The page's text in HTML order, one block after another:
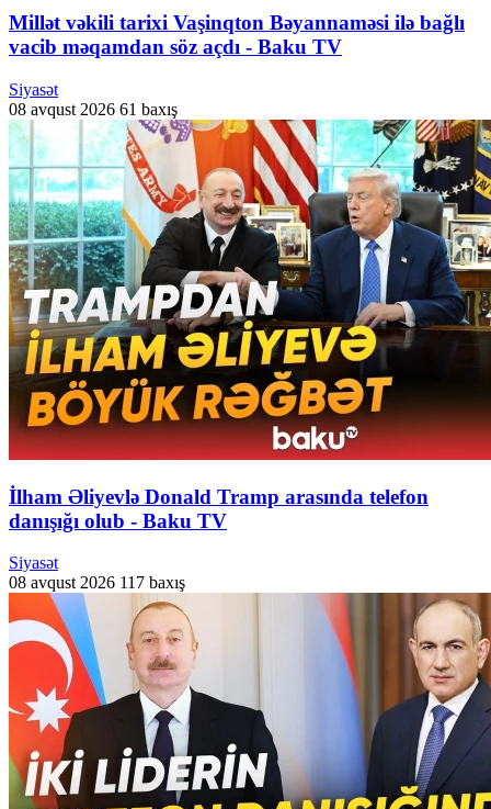
Millət vəkili tarixi Vaşinqton Bəyannaməsi ilə bağlı
vacib məqamdan söz açdı - Baku TV
Siyasət
08 avqust 2026 61 baxış
İlham Əliyevlə Donald Tramp arasında telefon
danışığı olub - Baku TV
Siyasət
08 avqust 2026 117 baxış